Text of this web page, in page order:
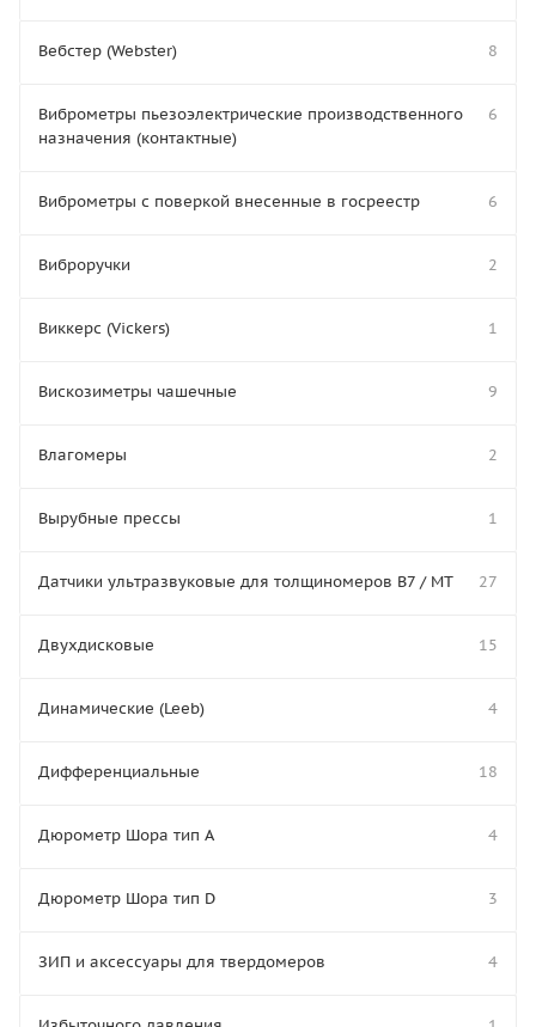
Вебстер (Webster) 8
Виброметры пьезоэлектрические производственного
назначения (контактные)
6
Виброметры с поверкой внесенные в госреестр 6
Виброручки 2
Виккерс (Vickers) 1
Вискозиметры чашечные 9
Влагомеры 2
Вырубные прессы 1
Датчики ультразвуковые для толщиномеров В7 / МТ 27
Двухдисковые 15
Динамические (Leeb) 4
Дифференциальные 18
Дюрометр Шора тип A 4
Дюрометр Шора тип D 3
ЗИП и аксессуары для твердомеров 4